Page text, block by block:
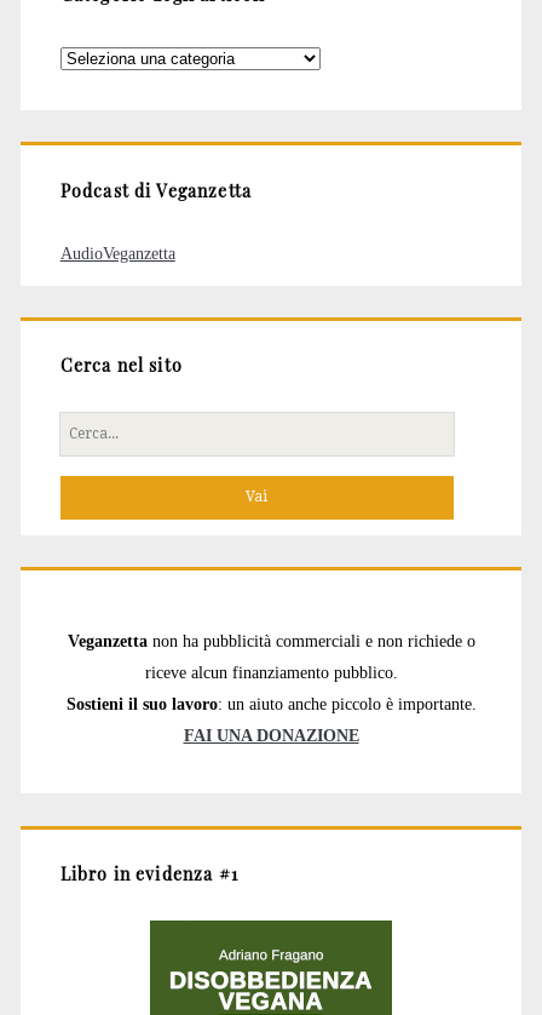
Categorie
Podcast di Veganzetta
AudioVeganzetta
Cerca nel sito
Cerca
per:
Veganzetta non ha pubblicità commerciali e non richiede o
riceve alcun finanziamento pubblico.
Sostieni il suo lavoro: un aiuto anche piccolo è importante.
FAI UNA DONAZIONE
Libro in evidenza #1